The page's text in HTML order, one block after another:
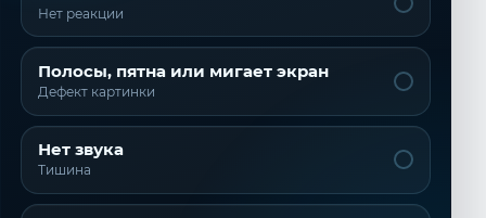
Не включается
Нет реакции
Полосы, пятна или мигает экран
Дефект картинки
Нет звука
Тишина